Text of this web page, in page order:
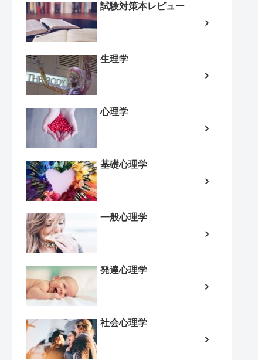
試験対策本レビュー
生理学
心理学
基礎心理学
一般心理学
発達心理学
社会心理学